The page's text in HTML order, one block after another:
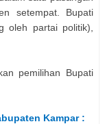
setempat. Bupati
oleh partai politik),
pemilihan Bupati
Kampar: